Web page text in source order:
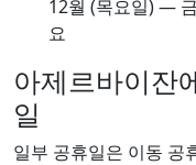
12월 (목요일) —
요
아제르바이잔
일
일부 공휴일은 이동 공